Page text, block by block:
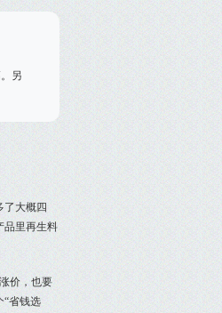
另
了大概四
品里再生料
价，也要
“省钱选